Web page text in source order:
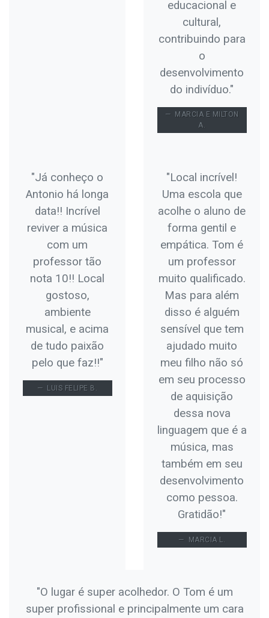
educacional e
cultural,
contribuindo para
o
desenvolvimento
do indivíduo."
MARCIA E MILTON
A.
"Já conheço o
Antonio há longa
data!! Incrível
reviver a música
com um
professor tão
nota 10!! Local
gostoso,
ambiente
musical, e acima
de tudo paixão
pelo que faz!!"
LUIS FELIPE B.
"Local incrível!
Uma escola que
acolhe o aluno de
forma gentil e
empática. Tom é
um professor
muito qualificado.
Mas para além
disso é alguém
sensível que tem
ajudado muito
meu filho não só
em seu processo
de aquisição
dessa nova
linguagem que é a
música, mas
também em seu
desenvolvimento
como pessoa.
Gratidão!"
MARCIA L.
"O lugar é super acolhedor. O Tom é um
super profissional e principalmente um cara